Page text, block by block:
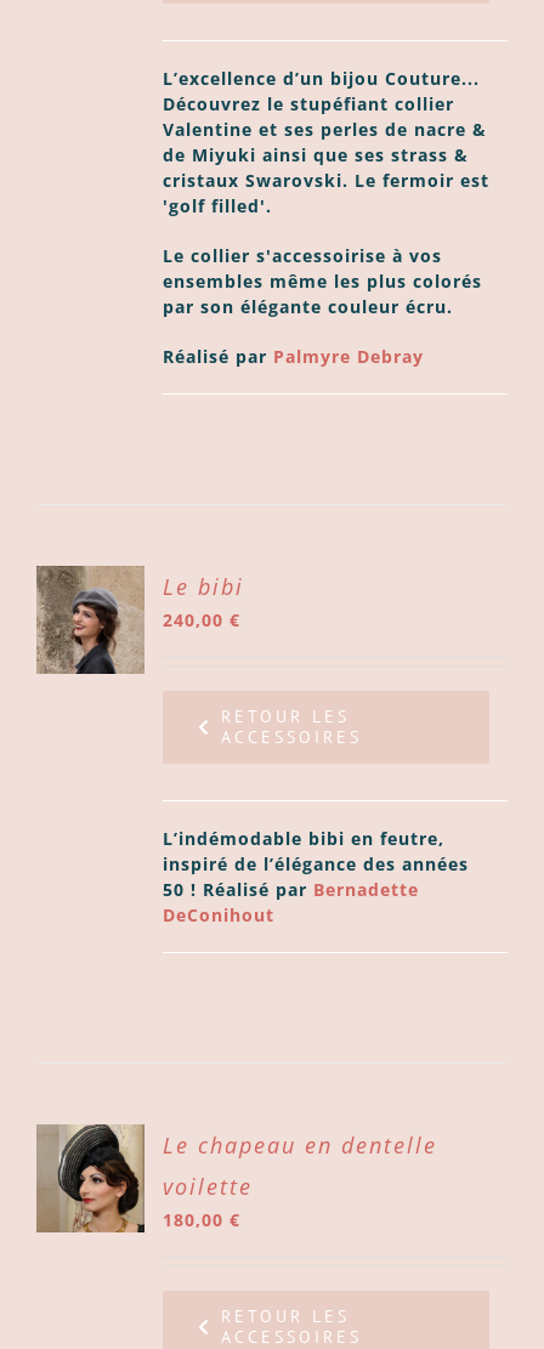
L’excellence d’un bijou Couture...
Découvrez le stupéfiant collier
Valentine et ses perles de nacre &
de Miyuki ainsi que ses strass &
cristaux Swarovski. Le fermoir est
'golf filled'.
Le collier s'accessoirise à vos
ensembles même les plus colorés
par son élégante couleur écru.
Réalisé par Palmyre Debray
Le bibi
240,00€
RETOUR LES
ACCESSOIRES
L’indémodable bibi en feutre,
inspiré de l’élégance des années
50 ! Réalisé par Bernadette
DeConihout
Le chapeau en dentelle
voilette
180,00€
RETOUR LES
ACCESSOIRES